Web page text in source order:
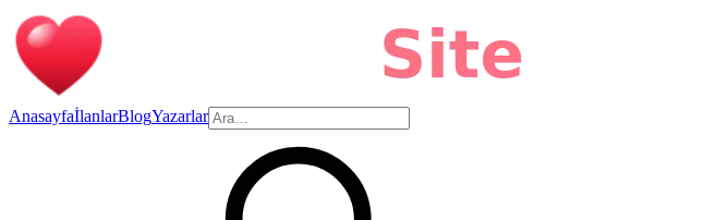
AnasayfaİlanlarBlogYazarlar